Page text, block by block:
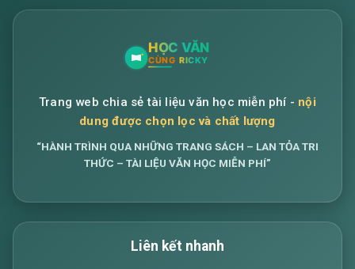
Trang web chia sẻ tài liệu văn học miễn phí - nội
dung được chọn lọc và chất lượng
“HÀNH TRÌNH QUA NHỮNG TRANG SÁCH – LAN TỎA TRI
THỨC – TÀI LIỆU VĂN HỌC MIỄN PHÍ”
Liên kết nhanh